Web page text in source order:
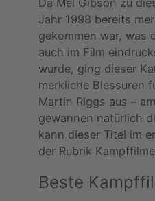
Da Mel Gibson zu
Jahr 1998 bereits
gekommen war, was
auch im Film
wurde, ging dieser
merkliche Blessuren
Martin Riggs aus –
gewannen natürlich
kann dieser Titel im
der Rubrik
Beste